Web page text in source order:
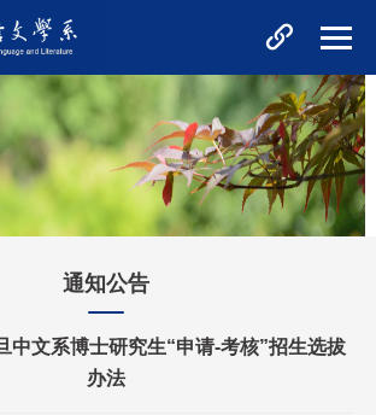
通知公告
中文系博士研究生“申请-考核”招生选拔
办法